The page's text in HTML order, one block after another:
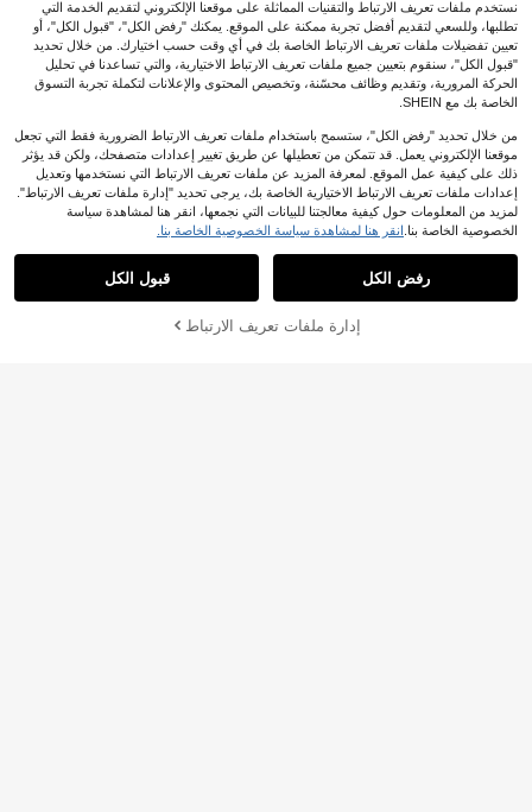
توفير JOD0.11
GIIPPAFARM
GIIPPA غطاء هاتف 17 برو ماكس بتصم
يم نقاط سوداء على خلفية كريمية، متواف
ق مع هواتف 16 برو ماكس، 15 برو ماك
س، 14 برو ماكس، غطاء هاتف كوري عص
عيد الميلاد، عيد الحب، عيد الفصح، موسم
عملاء متكررون بشكل كبير
1 .49
8# الأفضل مبيعا
60+. تم بيع
ROMWE
أضف إلى عربة التسوق بنجاح
نستخدم ملفات تعريف الارتباط والتقنيات المماثلة على موقعنا الإلكتروني لتقديم الخدمة التي
تطلبها، وللسعي لتقديم أفضل تجربة ممكنة على الموقع. يمكنك "رفض الكل"، "قبول الكل"، أو
تعيين تفضيلات ملفات تعريف الارتباط الخاصة بك في أي وقت حسب اختيارك. من خلال تحديد
"قبول الكل"، سنقوم بتعيين جميع ملفات تعريف الارتباط الاختيارية، والتي تساعدنا في تحليل
الحركة المرورية، وتقديم وظائف محسّنة، وتخصيص المحتوى والإعلانات لتكملة تجربة التسوق
الخاصة بك مع SHEIN.
من خلال تحديد "رفض الكل"، ستسمح باستخدام ملفات تعريف الارتباط الضرورية فقط التي تجعل
موقعنا الإلكتروني يعمل. قد تتمكن من تعطيلها عن طريق تغيير إعدادات متصفحك، ولكن قد يؤثر
ذلك على كيفية عمل الموقع. لمعرفة المزيد عن ملفات تعريف الارتباط التي نستخدمها وتعديل
إعدادات ملفات تعريف الارتباط الاختيارية الخاصة بك، يرجى تحديد "إدارة ملفات تعريف الارتباط".
لمزيد من المعلومات حول كيفية معالجتنا للبيانات التي نجمعها، انقر هنا لمشاهدة سياسة
الخصوصية الخاصة بنا. انقر هنا لمشاهدة سياسة الخصوصية الخاصة بنا.
رفض الكل قبول الكل
إدارة ملفات تعريف الارتباط